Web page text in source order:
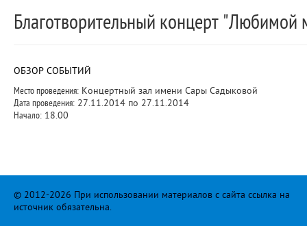
Благотворительный концерт "Любимой
ОБЗОР СОБЫТИЙ
Место проведения: Концертный зал имени Сары Садыковой
Дата проведения: 27.11.2014 по 27.11.2014
Начало: 18.00
© 2012-2026 При использовании материалов с сайта ссылка на
источник обязательна.